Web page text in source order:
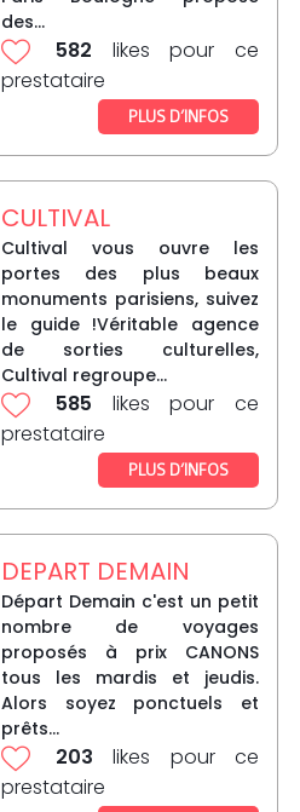
des...
582 likes pour ce
prestataire
PLUS D’INFOS
CULTIVAL
Cultival vous ouvre les
portes des plus beaux
monuments parisiens, suivez
le guide !Véritable agence
de sorties culturelles,
Cultival regroupe...
585 likes pour ce
prestataire
PLUS D’INFOS
DEPART DEMAIN
Départ Demain c'est un petit
nombre de voyages
proposés à prix CANONS
tous les mardis et jeudis.
Alors soyez ponctuels et
prêts...
203 likes pour ce
prestataire